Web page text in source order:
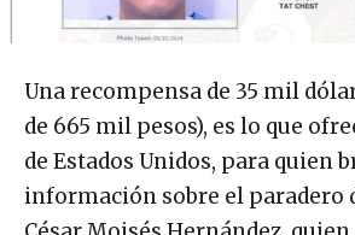
Una recompensa de 35 mil
de 665 mil pesos), es lo que
de Estados Unidos, para quien
información sobre el paradero